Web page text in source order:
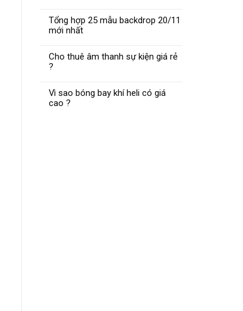
Tổng hợp 25 mẫu backdrop 20/11
mới nhất
Cho thuê âm thanh sự kiện giá rẻ
?
Vì sao bóng bay khí heli có giá
cao ?